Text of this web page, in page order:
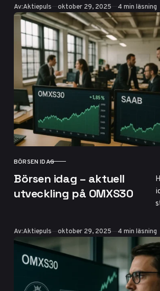
Av:Aktiepuls Publicerad
oktober 29, 2025 4 min läsning
KATEGORI
BÖRSEN IDAG
Börsen idag – aktuell
utveckling på OMXS30
Av:Aktiepuls Publicerad
oktober 29, 2025 4 min läsning